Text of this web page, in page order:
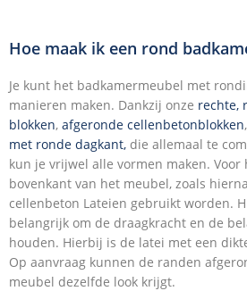
Hoe maak ik een rond
Je kunt het badkamermeubel met
manieren maken. Dankzij onze rechte,
blokken, afgeronde cellenbetonblokken
met ronde dagkant, die allemaal te
kun je vrijwel alle vormen maken. Voor
bovenkant van het meubel, zoals
cellenbeton Lateien gebruikt worden.
belangrijk om de draagkracht en de
houden. Hierbij is de latei met een
Op aanvraag kunnen de randen
meubel dezelfde look krijgt.